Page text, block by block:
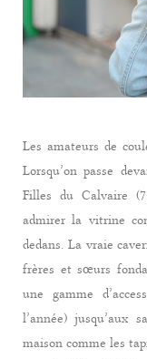
Les amateurs de
Lorsqu’on passe
Filles du Calvaire
admirer la vitrine
dedans. La vraie
frères et sœurs
une gamme
l’année) jusqu’aux
maison comme les